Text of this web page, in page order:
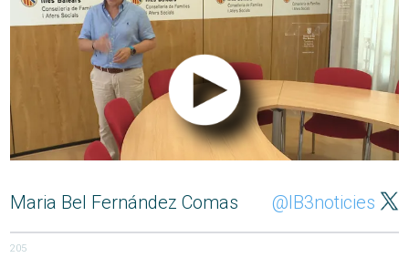
Maria Bel Fernández Comas @IB3noticies
205